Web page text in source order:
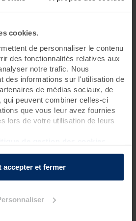
cookies.
de personnaliser le contenu
des fonctionnalités relatives aux
notre trafic. Nous
des informations sur l'utilisation de
de médias sociaux, de
qui peuvent combiner celles-ci
que vous leur avez fournies
lors de votre utilisation de leurs
accepter et fermer
essentiels de la thalasso et de tous
véritable concentré de soins
riches en oligo-éléments et
aux cristaux de mer ou à la gelée
(protocole du Docteur Bagot)